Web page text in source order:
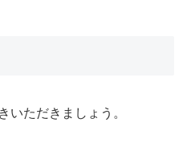
いただきましょう。